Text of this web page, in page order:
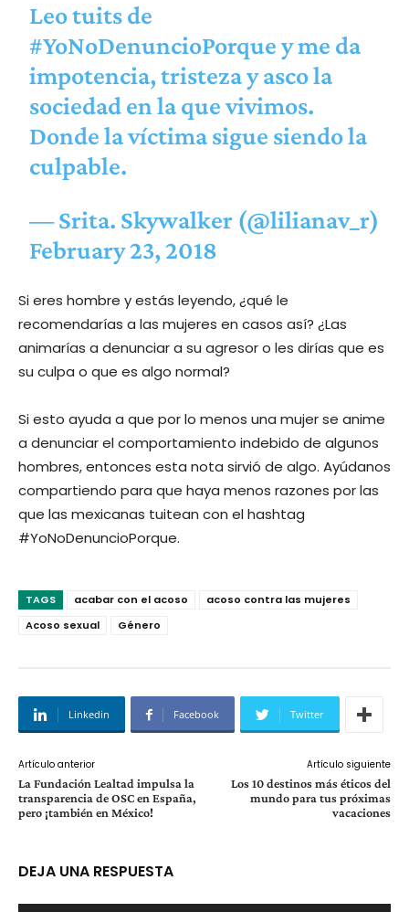
Leo tuits de
#YoNoDenuncioPorquey me da
impotencia, tristeza y asco la
sociedad en la que vivimos.
Donde la víctima sigue siendo la
culpable.
— Srita. Skywalker (@lilianav_r)
February 23, 2018
Si eres hombre y estás leyendo, ¿qué le
recomendarías a las mujeres en casos así? ¿Las
animarías a denunciar a su agresor o les dirías que es
su culpa o que es algo normal?
Si esto ayuda a que por lo menos una mujer se anime
a denunciar el comportamiento indebido de algunos
hombres, entonces esta nota sirvió de algo. Ayúdanos
compartiendo para que haya menos razones por las
que las mexicanas tuitean con el hashtag
#YoNoDenuncioPorque.
TAGS acabar con el acoso
acoso contra las mujeres
Acoso sexual
Género
Linkedin Facebook Twitter
Artículo anterior
La Fundación Lealtad impulsa la
transparencia de OSC en España,
pero ¡también en México!
Artículo siguiente
Los 10 destinos más éticos del
mundo para tus próximas
vacaciones
DEJA UNA RESPUESTA